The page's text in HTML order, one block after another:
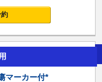
マーカー付*